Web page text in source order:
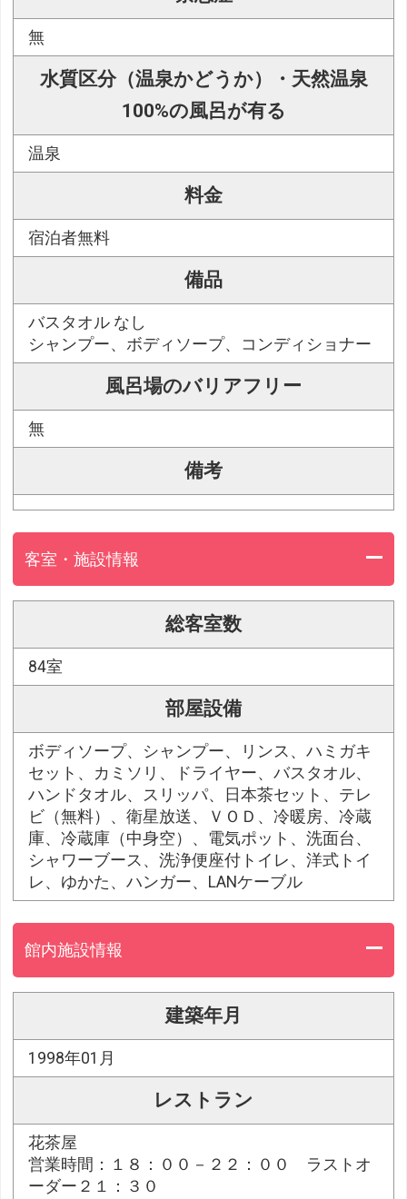
無
水質区分（温泉かどうか）・天然温泉
100%の風呂が有る
温泉
料金
宿泊者無料
備品
バスタオル なし
シャンプー、ボディソープ、コンディショナー
風呂場のバリアフリー
無
備考
客室・施設情報
総客室数
84室
部屋設備
ボディソープ、シャンプー、リンス、ハミガキ
セット、カミソリ、ドライヤー、バスタオル、
ハンドタオル、スリッパ、日本茶セット、テレ
ビ（無料）、衛星放送、ＶＯＤ、冷暖房、冷蔵
庫、冷蔵庫（中身空）、電気ポット、洗面台、
シャワーブース、洗浄便座付トイレ、洋式トイ
レ、ゆかた、ハンガー、LANケーブル
館内施設情報
建築年月
1998年01月
レストラン
花茶屋
営業時間：１８：００－２２：００ ラストオ
ーダー２１：３０